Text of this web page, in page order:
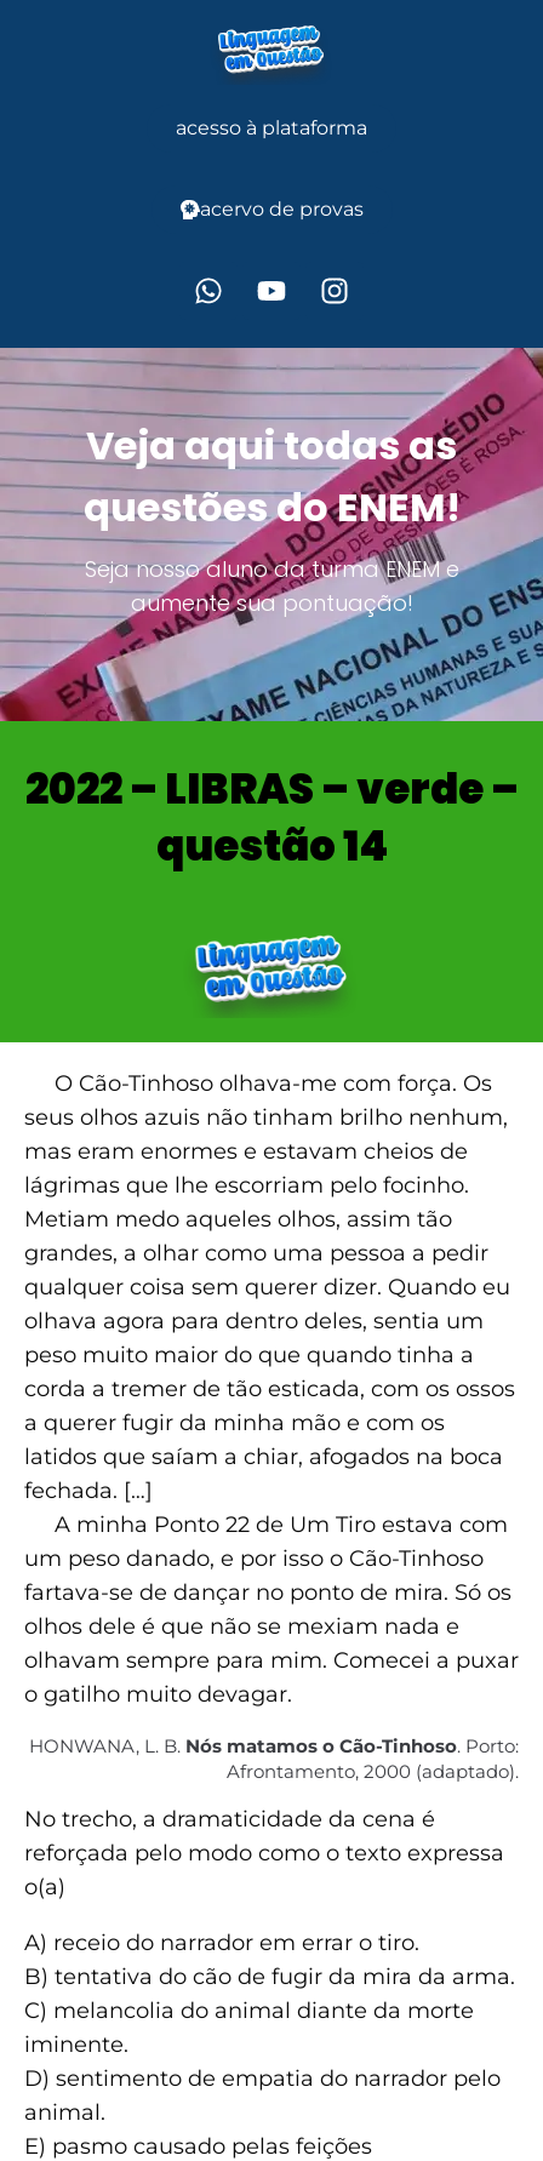
acesso à plataforma
acervo de provas
Veja aqui todas as
questões do ENEM!
Seja nosso aluno da turma ENEM e
aumente sua pontuação!
2022 – LIBRAS – verde –
questão 14
O Cão-Tinhoso olhava-me com força. Os
seus olhos azuis não tinham brilho nenhum,
mas eram enormes e estavam cheios de
lágrimas que lhe escorriam pelo focinho.
Metiam medo aqueles olhos, assim tão
grandes, a olhar como uma pessoa a pedir
qualquer coisa sem querer dizer. Quando eu
olhava agora para dentro deles, sentia um
peso muito maior do que quando tinha a
corda a tremer de tão esticada, com os ossos
a querer fugir da minha mão e com os
latidos que saíam a chiar, afogados na boca
fechada. […]
A minha Ponto 22 de Um Tiro estava com
um peso danado, e por isso o Cão-Tinhoso
fartava-se de dançar no ponto de mira. Só os
olhos dele é que não se mexiam nada e
olhavam sempre para mim. Comecei a puxar
o gatilho muito devagar.
HONWANA, L. B. Nós matamos o Cão-Tinhoso. Porto:
Afrontamento, 2000 (adaptado).
No trecho, a dramaticidade da cena é
reforçada pelo modo como o texto expressa
o(a)
A) receio do narrador em errar o tiro.
B) tentativa do cão de fugir da mira da arma.
C) melancolia do animal diante da morte
iminente.
D) sentimento de empatia do narrador pelo
animal.
E) pasmo causado pelas feições